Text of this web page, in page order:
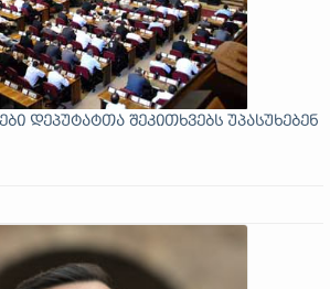
დეპუტატთა შეკითხვებს უპასუხებენ